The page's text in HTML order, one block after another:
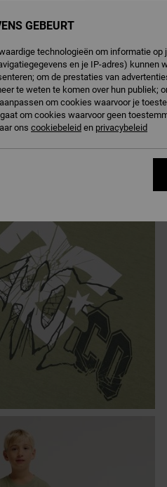
GEBEURT
technologieën om informatie
en je IP-adres) kunnen
om de prestaties van
te weten te komen over hun publiek;
om cookies waarvoor je
om cookies waarvoor geen
ons cookiebeleid en privacybeleid